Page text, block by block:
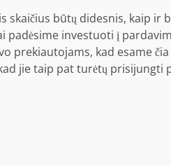
skaičius būtų didesnis, kaip ir
investuoti į
prekiautojams, kad esame
jie taip pat turėtų prisijungti